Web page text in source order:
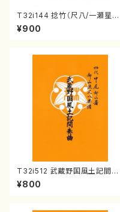
T32i144 捻竹（尺八/一瀬星山/
尺八/都山式譜）都山流公刊楽譜
曲番:593
¥900
T32i512 武蔵野国風土記間奏
曲（尺八/初代 山川園松/楽譜）
都山流公刊楽譜曲番:2221
¥800